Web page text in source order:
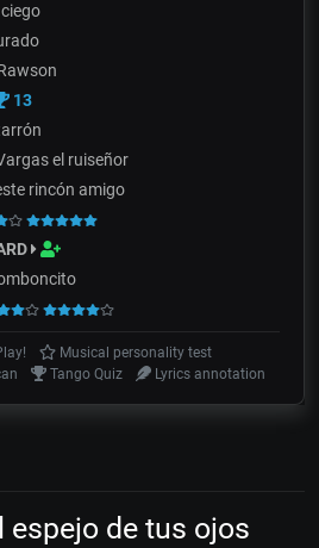
13
el ruiseñor
rincón amigo
Musical personality test
Tango Quiz Lyrics annotation
espejo de tus ojos